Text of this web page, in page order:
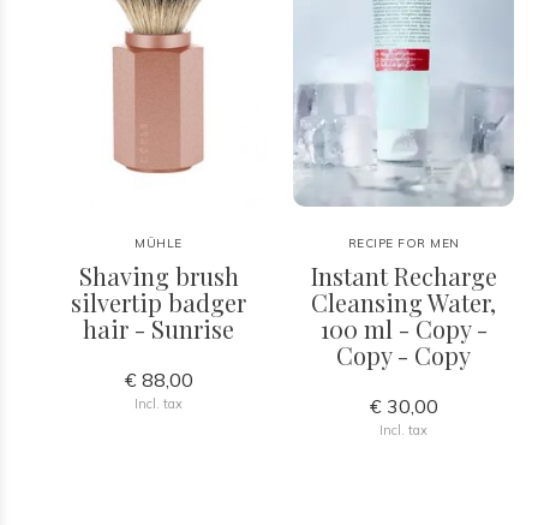
MÜHLE
Shaving brush
silvertip badger
hair - Sunrise
€ 88,00
Incl. tax
RECIPE FOR MEN
Instant Recharge
Cleansing Water,
100 ml - Copy -
Copy - Copy
€ 30,00
Incl. tax